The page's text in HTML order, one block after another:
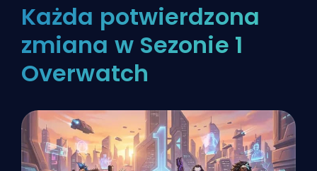
Każda potwierdzona
zmiana w Sezonie 1
Overwatch